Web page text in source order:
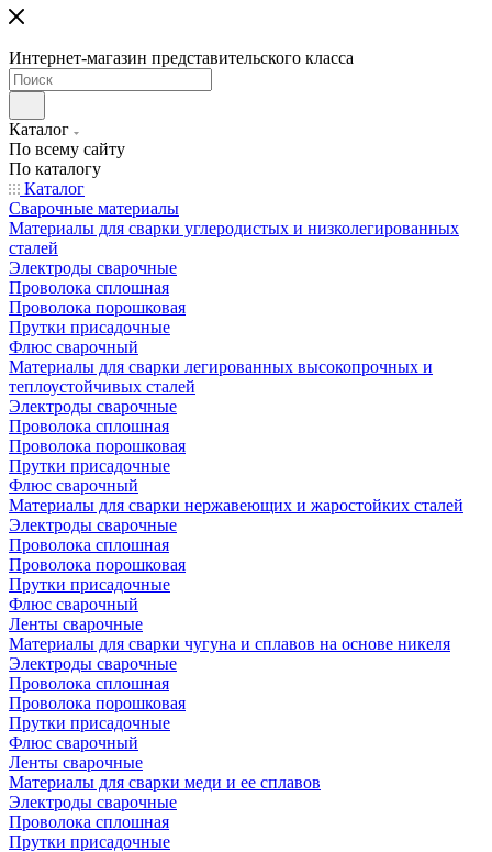
Интернет-магазин представительского класса
Каталог
По всему сайту
По каталогу
Каталог
Сварочные материалы
Материалы для сварки углеродистых и низколегированных
сталей
Электроды сварочные
Проволока сплошная
Проволока порошковая
Прутки присадочные
Флюс сварочный
Материалы для сварки легированных высокопрочных и
теплоустойчивых сталей
Электроды сварочные
Проволока сплошная
Проволока порошковая
Прутки присадочные
Флюс сварочный
Материалы для сварки нержавеющих и жаростойких сталей
Электроды сварочные
Проволока сплошная
Проволока порошковая
Прутки присадочные
Флюс сварочный
Ленты сварочные
Материалы для сварки чугуна и сплавов на основе никеля
Электроды сварочные
Проволока сплошная
Проволока порошковая
Прутки присадочные
Флюс сварочный
Ленты сварочные
Материалы для сварки меди и ее сплавов
Электроды сварочные
Проволока сплошная
Прутки присадочные